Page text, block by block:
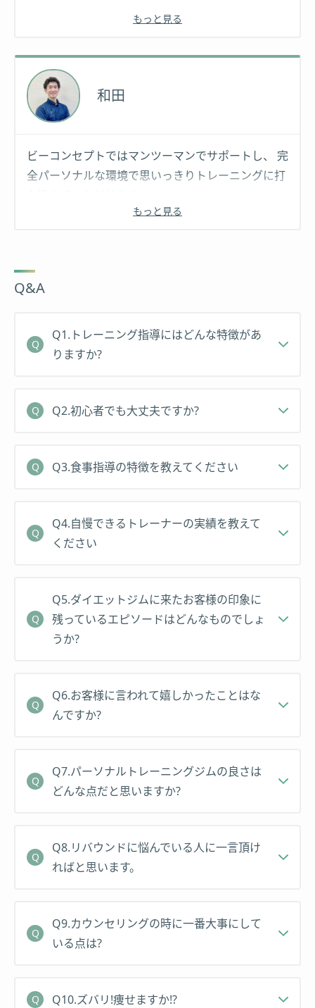
お客様の身体に合ったトレーニング、プランの提供
是非一度体験トレーニングにお越しください！
【資格】: NSCA-CPT
もっと見る
和田
ビーコンセプトではマンツーマンでサポートし、 完
全パーソナルな環境で思いっきりトレーニングに打
【資格】: NSCA-CPT
もっと見る
Q&A
Q1.トレーニング指導にはどんな特徴があ
りますか?
Q2.初心者でも大丈夫ですか?
Q3.食事指導の特徴を教えてください
Q4.自慢できるトレーナーの実績を教えて
ください
Q5.ダイエットジムに来たお客様の印象に
残っているエピソードはどんなものでしょ
うか?
Q6.お客様に言われて嬉しかったことはな
んですか?
Q7.パーソナルトレーニングジムの良さは
どんな点だと思いますか?
Q8.リバウンドに悩んでいる人に一言頂け
ればと思います。
Q9.カウンセリングの時に一番大事にして
いる点は?
Q10.ズバリ!痩せますか!?